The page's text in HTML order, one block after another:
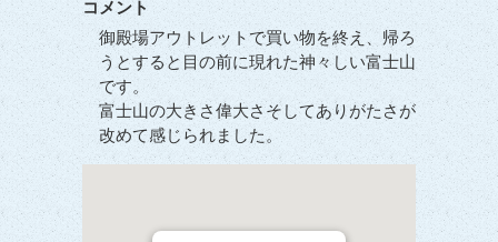
コメント
御殿場アウトレットで買い物を終え、帰ろ
うとすると目の前に現れた神々しい富士山
です。
富士山の大きさ偉大さそしてありがたさが
改めて感じられました。